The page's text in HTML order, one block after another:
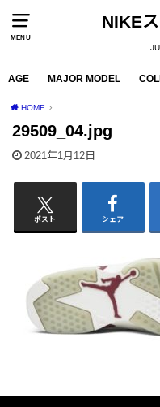
MENU
NIKE
AGE MAJOR MODEL
HOME
29509_04.jpg
2021年1月12日
ポスト シェア